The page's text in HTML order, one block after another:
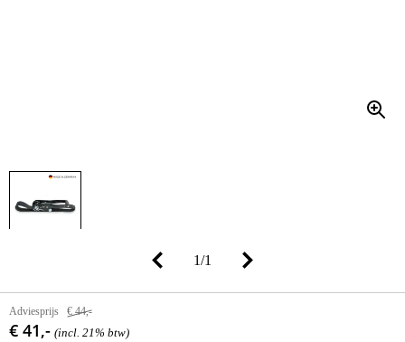
1/1
Adviesprijs € 44,-
€ 41,- (incl. 21% btw)